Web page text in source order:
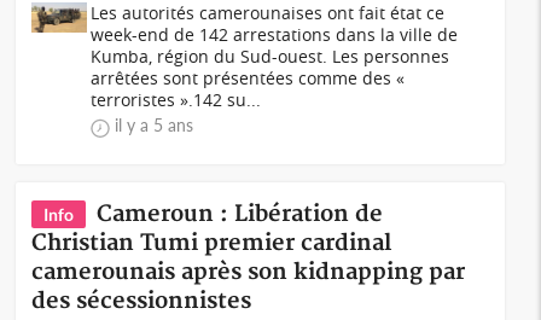
Les autorités camerounaises ont fait état ce
week-end de 142 arrestations dans la ville de
Kumba, région du Sud-ouest. Les personnes
arrêtées sont présentées comme des «
terroristes ».142 su...
il y a 5 ans
Info
Cameroun : Libération de
Christian Tumi premier cardinal
camerounais après son kidnapping par
des sécessionnistes